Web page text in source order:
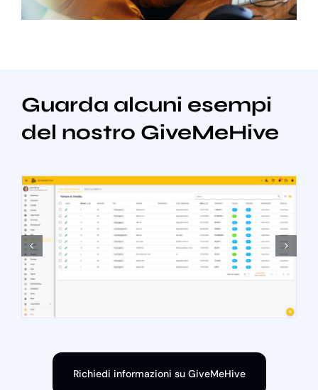
Guarda alcuni esempi
del nostro GiveMeHive
Richiedi informazioni su GiveMeHive